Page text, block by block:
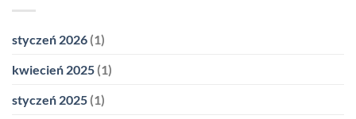
styczeń 2026 (1)
kwiecień 2025 (1)
styczeń 2025 (1)